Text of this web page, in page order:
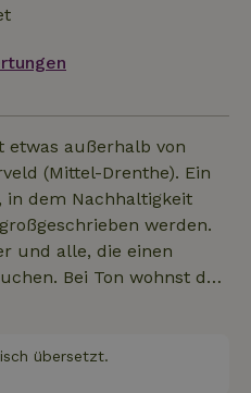
etwas außerhalb von
(Mittel-Drenthe). Ein
in dem Nachhaltigkeit
werden.
und alle, die einen
Bei Ton wohnst du
das aus einem
Schlafzimmer und
Außerdem kannst du
übersetzt.